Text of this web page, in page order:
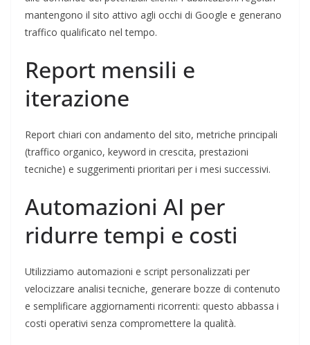
mantengono il sito attivo agli occhi di Google e generano
traffico qualificato nel tempo.
Report mensili e
iterazione
Report chiari con andamento del sito, metriche principali
(traffico organico, keyword in crescita, prestazioni
tecniche) e suggerimenti prioritari per i mesi successivi.
Automazioni AI per
ridurre tempi e costi
Utilizziamo automazioni e script personalizzati per
velocizzare analisi tecniche, generare bozze di contenuto
e semplificare aggiornamenti ricorrenti: questo abbassa i
costi operativi senza compromettere la qualità.